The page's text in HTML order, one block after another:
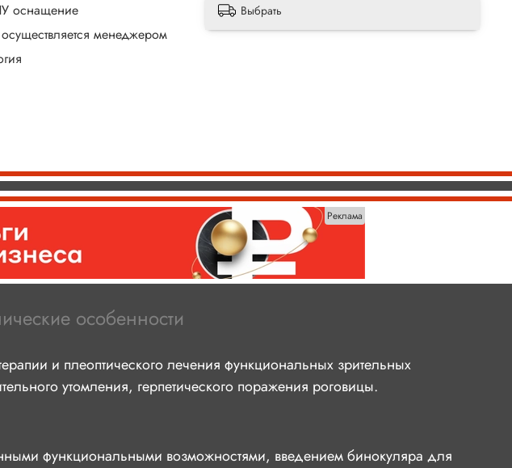
оснащение
менеджером
Выбрать
Реклама
особенности
и плеоптического лечения функциональных зрительных
утомления, герпетического поражения роговицы.
функциональными возможностями, введением бинокуляра для